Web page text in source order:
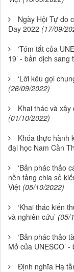
Ngày Hội Tự do
Day 2022 (17/09/
‘Tóm tắt của
19’ - bản dịch sang
‘Lời kêu gọi
(26/09/2022)
Khai thác và
(01/10/2022)
Khóa thực hành
đại học Nam Cần
‘Bản phác thảo
nền tảng chia sẻ
Việt (05/10/2022)
‘Khai thác kiến
và nghiên cứu’ (05/
‘Bản phác thảo
Mở của UNESCO’
Định nghĩa Hạ